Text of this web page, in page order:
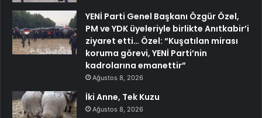
YENİ Parti Genel Başkanı Özgür Özel,
PM ve YDK üyeleriyle birlikte Anıtkabir’i
ziyaret etti… Özel: “Kuşatılan mirası
koruma görevi, YENİ Parti’nin
kadrolarına emanettir”
Ağustos 8, 2026
İki Anne, Tek Kuzu
Ağustos 8, 2026